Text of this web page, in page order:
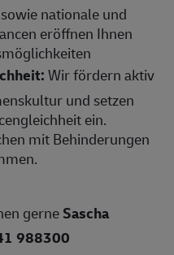
nationale und
eröffnen Ihnen
Wir fördern aktiv
und setzen
ein.
mit Behinderungen
gerneSascha
988300